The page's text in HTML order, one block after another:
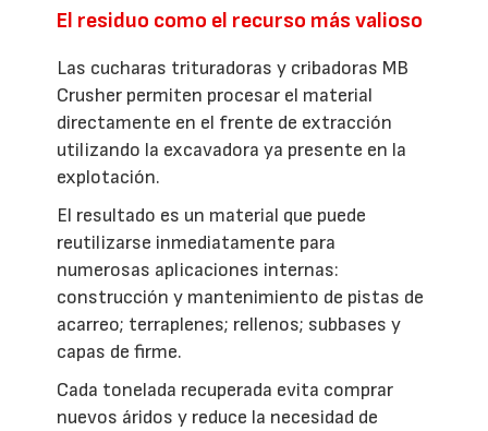
El residuo como el recurso más valioso
Las cucharas trituradoras y cribadoras MB
Crusher permiten procesar el material
directamente en el frente de extracción
utilizando la excavadora ya presente en la
explotación.
El resultado es un material que puede
reutilizarse inmediatamente para
numerosas aplicaciones internas:
construcción y mantenimiento de pistas de
acarreo; terraplenes; rellenos; subbases y
capas de firme.
Cada tonelada recuperada evita comprar
nuevos áridos y reduce la necesidad de